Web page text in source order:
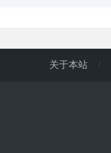
关于本站 /